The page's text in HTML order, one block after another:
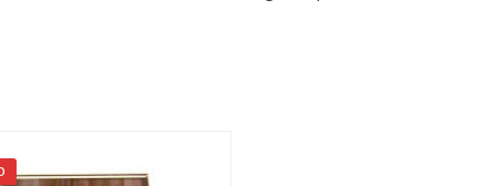
in</a> to post a review.